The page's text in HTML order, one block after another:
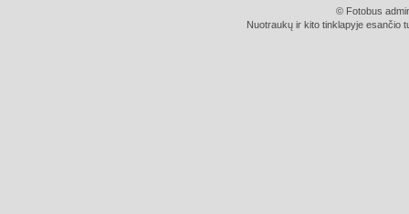
© Fotobus
Nuotraukų ir kito tinklapyje esančio